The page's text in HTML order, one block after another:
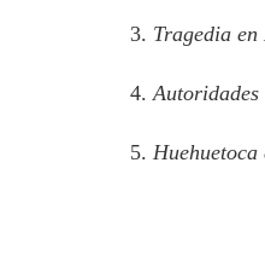
Tragedia